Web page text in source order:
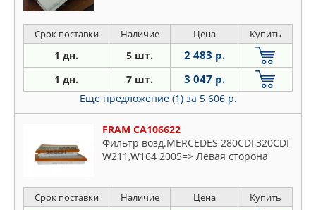
Срок поставки Наличие Цена Купить
1 дн. 5 шт. 2 483 р.
1 дн. 7 шт. 3 047 р.
Еще предложение (1) за 5 606 р.
FRAM CA106622
Фильтр возд.MERCEDES 280CDI,320CDI
W211,W164 2005=> Левая сторона
Срок поставки Наличие Цена Купить